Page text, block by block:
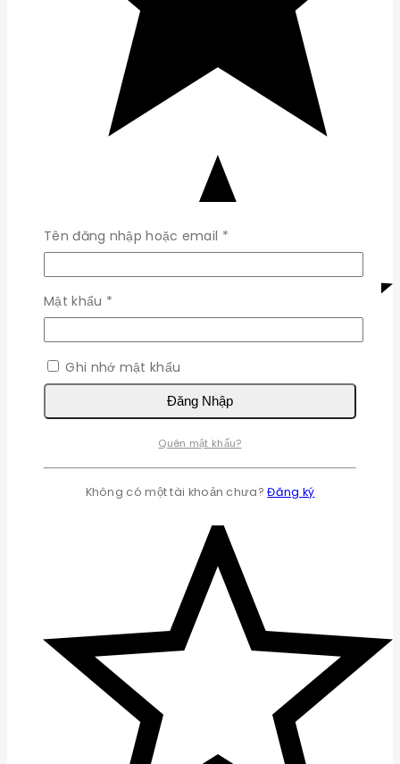
Tên đăng nhập hoặc email *Bắt
buộc
Mật khẩu *
buộc
Ghi nhớ mật khẩu
Đăng Nhập
Quên mật khẩu?
Không có một tài khoản chưa?Đăng ký